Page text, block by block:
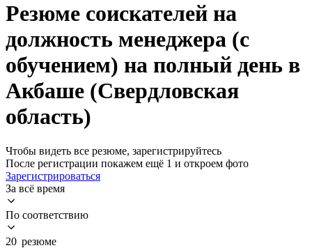
Резюме соискателей на
должность менеджера (с
обучением) на полный день в
Акбаше (Свердловская
область)
Чтобы видеть все резюме, зарегистрируйтесь
После регистрации покажем ещё 1 и откроем фото
Зарегистрироваться
За всё время
По соответствию
20 резюме